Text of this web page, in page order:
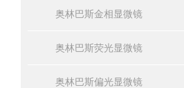
奥林巴斯金相显微镜
奥林巴斯荧光显微镜
奥林巴斯偏光显微镜